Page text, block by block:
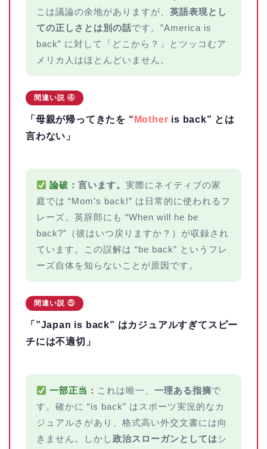
こは議論の余地がありますが、 英語表現とし
ての正しさとは別の話です。”America is
back” に対して「どこから？」とツッコむア
メリカ人はほとんどいません。
間違い説 ④
「母親が帰ってきたを “ Mother is back” とは
言わない」
論破：言います。実際にネイティブの家
庭では “Mom’s back!” は日常的に使われるフ
レーズ。英辞郎にも “When will he be
back?”（彼はいつ戻りますか？）が収録され
ています。この誤解は “be back” というフレ
ーズ自体を知らないことが原因です。
間違い説 ⑤
「”Japan is back” はカジュアルすぎてスピー
チには不適切」
一部正当： これは唯一、一理ある指摘で
す。確かに “is back” はスポーツ実況的なカ
ジュアルさがあり、格式高い外交文書には向
きません。しかし政治スローガンとしては シ